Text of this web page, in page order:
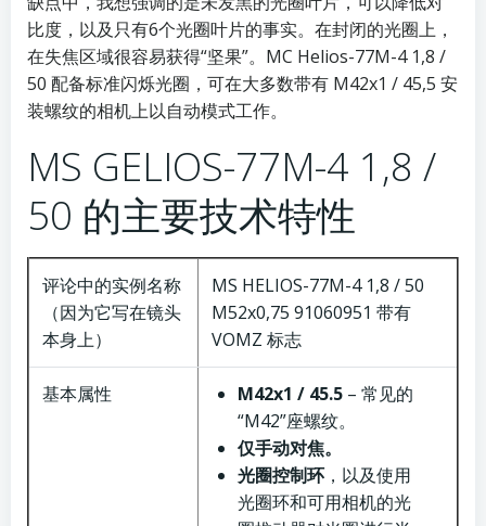
比度，以及只有6个光圈叶片的事实。在封闭的光圈上，
在失焦区域很容易获得“坚果”。MC Helios-77M-4 1,8 /
50 配备标准闪烁光圈，可在大多数带有 M42x1 / 45,5 安
装螺纹的相机上以自动模式工作。
MS GELIOS-77M-4 1,8 /
50 的主要技术特性
评论中的实例名称
（因为它写在镜头
本身上）
MS HELIOS-77M-4 1,8 / 50
M52x0,75 91060951 带有
VOMZ 标志
基本属性 M42x1 / 45.5 – 常见的
“M42”座螺纹。
仅手动对焦。
光圈控制环，以及使用
光圈环和可用相机的光